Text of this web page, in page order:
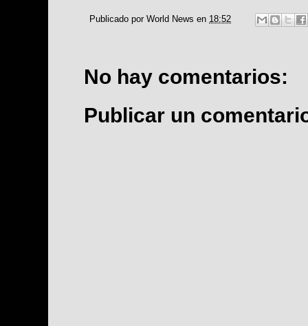
Publicado por World News en 18:52
No hay comentarios:
Publicar un